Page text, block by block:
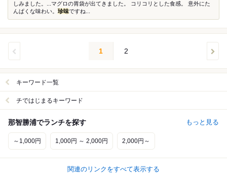
しみました。...マグロの胃袋が出てきました。 コリコリとした食感。 意外にた
んぱくな味わい。 珍味ですね...
1 2
キーワード一覧
チではじまるキーワード
那智勝浦でランチを探す もっと見る
～1,000円 1,000円 ～ 2,000円 2,000円～
関連のリンクをすべて表示する